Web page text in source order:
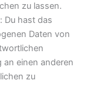
zu lassen.
Du hast das
Daten von
einen anderen
zu